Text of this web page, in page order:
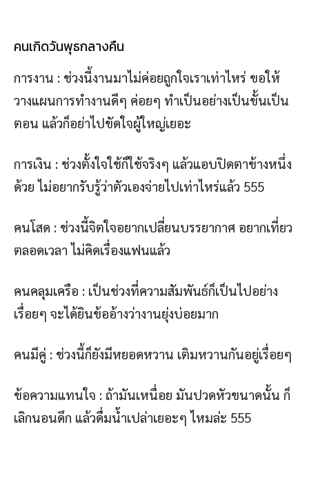
คนเกิดวันพุธกลางคืน
การงาน : ช่วงนี้งานมาไม่ค่อยถูกใจเราเท่าไหร่ ขอให้
วางแผนการทำงานดีๆ ค่อยๆ ทำเป็นอย่างเป็นขั้นเป็น
ตอน แล้วก็อย่าไปขัดใจผู้ใหญ่เยอะ
การเงิน : ช่วงตั้งใจใช้ก็ใช้จริงๆ แล้วแอบปิดตาข้างหนึ่ง
ด้วย ไม่อยากรับรู้ว่าตัวเองจ่ายไปเท่าไหร่แล้ว 555
คนโสด : ช่วงนี้จิตใจอยากเปลี่ยนบรรยากาศ อยากเที่ยว
ตลอดเวลา ไม่คิดเรื่องแฟนแล้ว
คนคลุมเครือ : เป็นช่วงที่ความสัมพันธ์ก็เป็นไปอย่าง
เรื่อยๆ จะได้ยินข้ออ้างว่างานยุ่งบ่อยมาก
คนมีคู่ : ช่วงนี้ก็ยังมีหยอดหวาน เติมหวานกันอยู่เรื่อยๆ
ข้อความแทนใจ : ถ้ามันเหนื่อย มันปวดหัวขนาดนั้น ก็
เลิกนอนดึก แล้วดื่มน้ำเปล่าเยอะๆ ไหมล่ะ 555